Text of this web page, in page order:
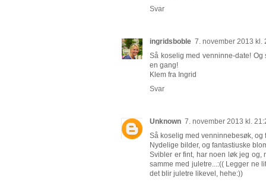
Svar
ingridsboble 7. november 2013 kl.
Så koselig med venninne-date!
en gang!
Klem fra Ingrid
Svar
Unknown 7. november 2013 kl.
Så koselig med venninnebesøk, og
Nydelige bilder, og fantastiuske
Svibler er fint, har noen løk jeg og,
samme med juletre...:(( Legger ne
det blir juletre likevel, hehe:))